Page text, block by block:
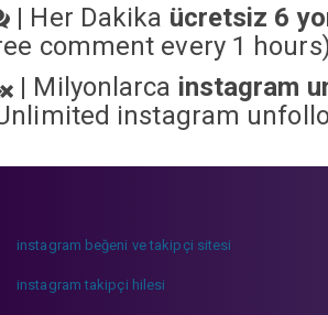
| Her Dakika ücretsiz 6
comment every 1
| Milyonlarca instagram
instagram
instagram beğeni ve takipçi sitesi
instagram takipçi hilesi